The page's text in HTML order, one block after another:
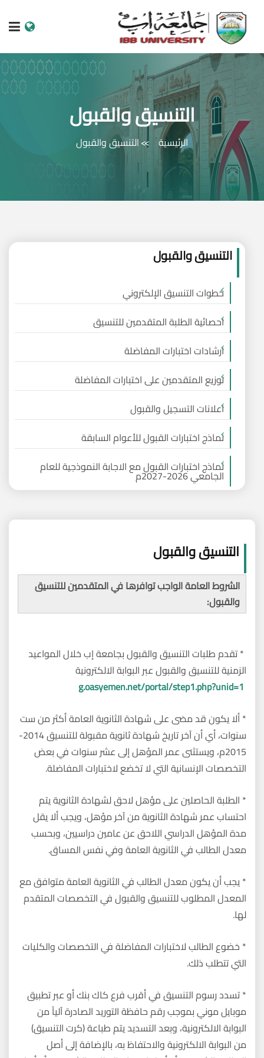
الرئيسية
عن الجامعة
البرامج الاكاديمية
خدمات الطالب
الكليات والمراكز
البحث العلمي
التنسيق والقبول
الرئيسية التنسيق والقبول
التنسيق والقبول
خطوات التنسيق الإلكتروني
احصائية الطلبة المتقدمين للتنسيق
ارشادات اختبارات المفاضلة
توزيع المتقدمين على اختبارات المفاضلة
اعلانات التسجيل والقبول
نماذج اختبارات القبول للأعوام السابقة
نماذج اختبارات القبول مع الاجابة النموذجية للعام
الجامعي 2026-2027م
التنسيق والقبول
الشروط العامة الواجب توافرها في المتقدمين للتنسيق
والقبول:
* تقدم طلبات التنسيق والقبول بجامعة إب خلال المواعيد
الزمنية للتنسيق والقبول عبر البوابة الالكترونية
g.oasyemen.net/portal/step1.php?unid=1
* ألا يكون قد مضى على شهادة الثانوية العامة أكثر من ست
سنوات، أي أن آخر تاريخ شهادة ثانوية مقبولة للتنسيق 2014-
2015م، ويستثنى عمر المؤهل إلى عشر سنوات في بعض
التخصصات الإنسانية التي لا تخضع لاختبارات المفاضلة.
* الطلبة الحاصلين على مؤهل لاحق لشهادة الثانوية يتم
احتساب عمر شهادة الثانوية من آخر مؤهل، ويجب ألا يقل
مدة المؤهل الدراسي اللاحق عن عامين دراسيين، وبحسب
معدل الطالب في الثانوية العامة وفي نفس المساق.
* يجب أن يكون معدل الطالب في الثانوية العامة متوافق مع
المعدل المطلوب للتنسيق والقبول في التخصصات المتقدم
لها.
* خضوع الطالب لاختبارات المفاضلة في التخصصات والكليات
التي تتطلب ذلك.
* تسدد رسوم التنسيق في أقرب فرع كاك بنك أو عبر تطبيق
موبايل موني بموجب رقم حافظة التوريد الصادرة آلياً من
البوابة الالكترونية، وبعد التسديد يتم طباعة (كرت التنسيق)
من البوابة الالكترونية والاحتفاظ به، بالإضافة إلى أصل